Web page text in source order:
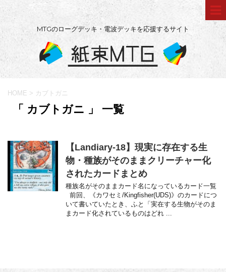
MTGのローグデッキ・電波デッキを応援するサイト
HOME > カブトガニ
「 カブトガニ 」 一覧
【Landiary-18】現実に存在する生
物・種族がそのままクリーチャー化
されたカードまとめ
種族名がそのままカード名になっているカード一覧
前回、《カワセミ/Kingfisher(UDS)》のカードにつ
いて書いていたとき、ふと「実在する生物がそのま
まカード化されているものはどれ ...